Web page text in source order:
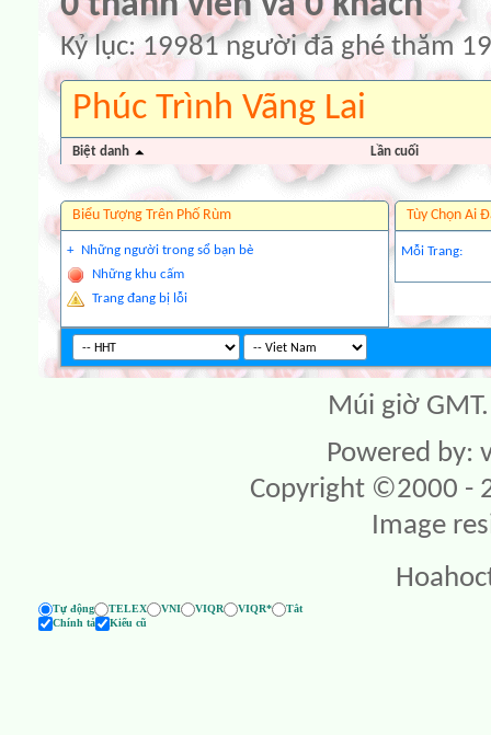
Kỷ lục: 19981 người đã ghé thăm
Phúc Trình Vãng Lai
Biệt danh Lần cuối
Biểu Tượng Trên Phố Rùm
+
Những người trong sổ bạn bè
Những khu cấm
Trang đang bị lỗi
Tùy Chọn Ai
Mỗi Trang:
Múi giờ
Powered by:
Copyright ©2000 -
Image
Tự động TELEX VNI VIQR VIQR*
Tắt
Chính tả
Kiểu cũ